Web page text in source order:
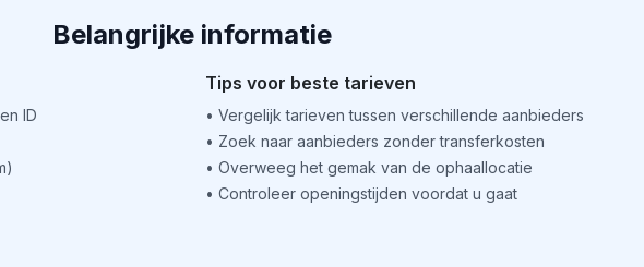
Belangrijke informatie
ID
Tips voor beste tarieven
• Vergelijk tarieven tussen verschillende aanbieders
• Zoek naar aanbieders zonder transferkosten
• Overweeg het gemak van de ophaallocatie
• Controleer openingstijden voordat u gaat